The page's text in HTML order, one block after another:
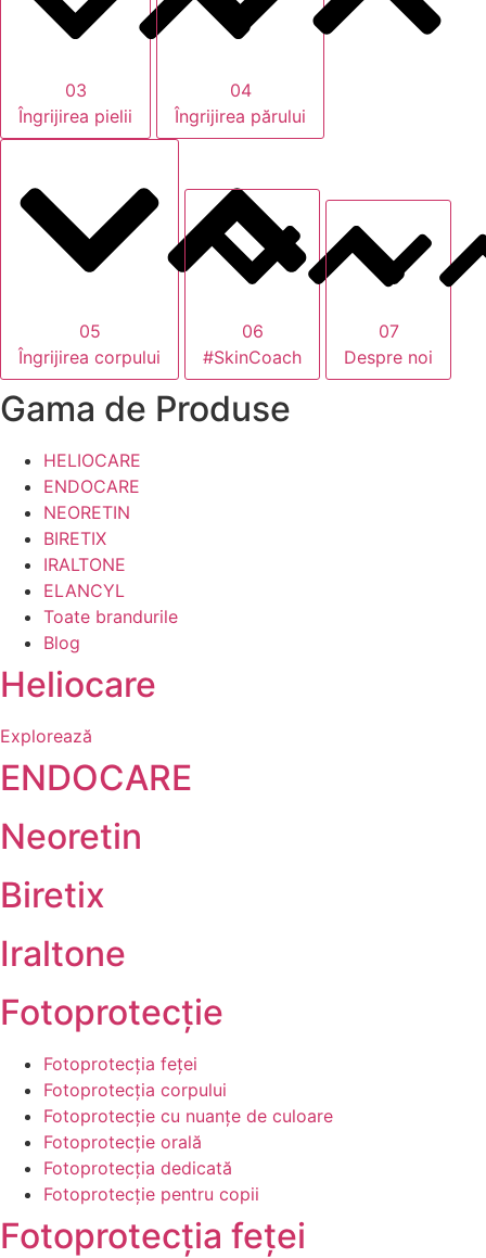
03
Îngrijirea pielii
04
Îngrijirea părului
05
Îngrijirea corpului
06
#SkinCoach
07
Despre noi
Gama de Produse
HELIOCARE
ENDOCARE
NEORETIN
BIRETIX
IRALTONE
ELANCYL
Toate brandurile
Blog
Heliocare
Explorează
ENDOCARE
Neoretin
Biretix
Iraltone
Fotoprotecție
Fotoprotecția feței
Fotoprotecția corpului
Fotoprotecție cu nuanțe de culoare
Fotoprotecție orală
Fotoprotecția dedicată
Fotoprotecție pentru copii
Fotoprotecția feței